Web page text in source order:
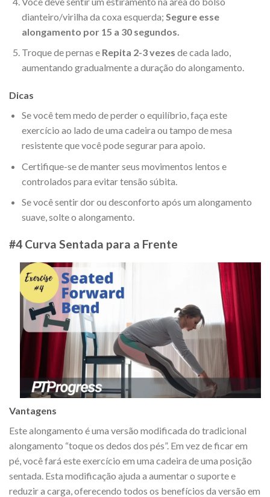
dianteiro/virilha da coxa esquerda; Segure esse
alongamento por 15 a 30 segundos.
Troque de pernas e Repita 2-3 vezes de cada lado,
aumentando gradualmente a duração do alongamento.
Dicas
Se você tem medo de perder o equilíbrio, faça este
exercício ao lado de uma cadeira ou tampo de mesa
resistente que você pode segurar para apoio.
Certifique-se de manter seus movimentos lentos e
controlados para evitar tensão súbita.
Se você sentir dor ou desconforto após um alongamento
suave, solte o alongamento.
#4 Curva Sentada para a Frente
Vantagens
Este alongamento é uma versão modificada do tradicional
alongamento “toque os dedos dos pés”. Em vez de ficar em
pé, você fará este exercício em uma cadeira de uma posição
sentada. Esta modificação ajuda a aumentar o suporte e
reduzir a carga, oferecendo todos os benefícios da versão em